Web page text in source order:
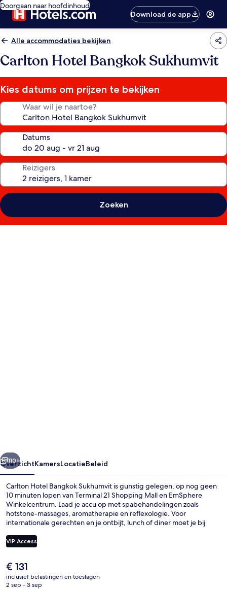
Doorgaan naar hoofdinhoud
Download de app
Alle accommodaties bekijken
Carlton Hotel Bangkok Sukhumvit
Kies datums om prijzen te bekijken
Waar wil je naartoe?
Datums
Reizigers
Zoeken
Volgende
110+
OverzichtKamersLocatieBeleid
Carlton Hotel Bangkok Sukhumvit is gunstig gelegen, op nog geen
10 minuten lopen van Terminal 21 Shopping Mall en EmSphere
Winkelcentrum. Laad je accu op met spabehandelingen zoals
hotstone-massages, aromatherapie en reflexologie. Voor
internationale gerechten en je ontbijt, lunch of diner moet je bij
hoogtepunten zoals 2 bars/lounges, een buitenzwembad en een
bar aan het zwembad. Andere reizigers zijn heel enthousiast over
vind je op korte loopafstand: het is 6 minuten lopen naar Station
Sukhumvit en 6 minuten naar Metrostation Asok BTS.
VIP Access
De
huidige
prijs
€ 131
inclusief belastingen en toeslagen
2 sep - 3 sep